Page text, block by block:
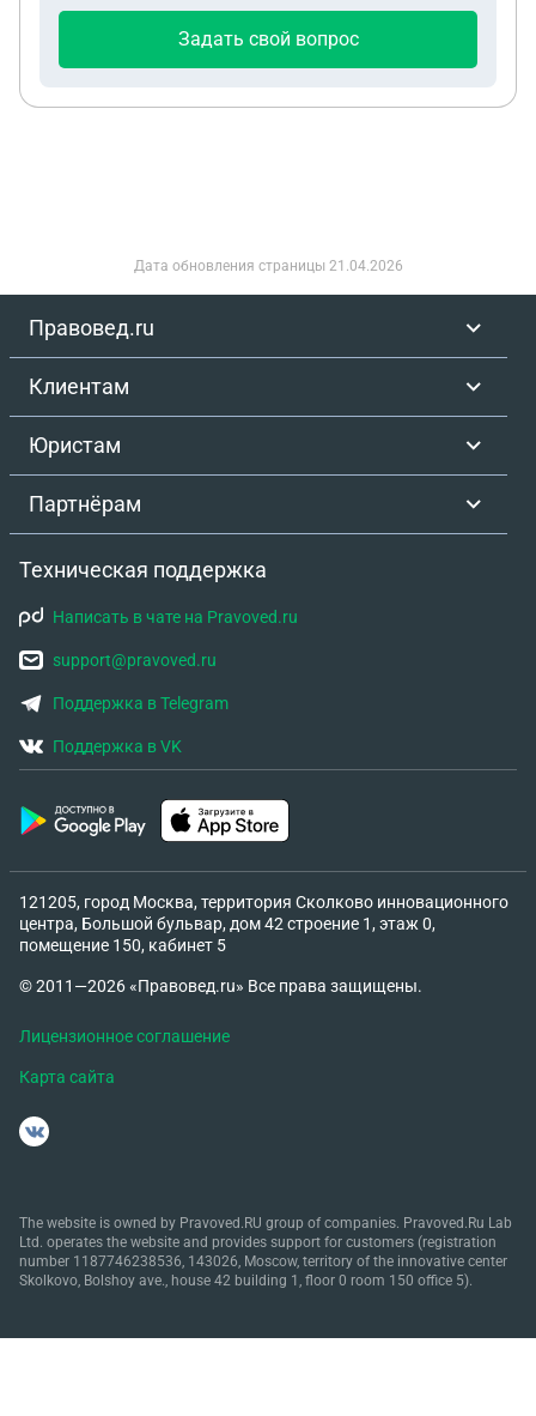
Задать свой вопрос
Дата обновления страницы 21.04.2026
Правовед.ru
Клиентам
Юристам
Партнёрам
Техническая поддержка
Написать в чате на Pravoved.ru
support@pravoved.ru
Поддержка в Telegram
Поддержка в VK
121205, город Москва, территория Сколково инновационного
центра, Большой бульвар, дом 42 строение 1, этаж 0,
помещение 150, кабинет 5
© 2011—2026 «Правовед.ru» Все права защищены.
Лицензионное соглашение
Карта сайта
The website is owned by Pravoved.RU group of companies. Pravoved.Ru Lab
Ltd. operates the website and provides support for customers (registration
number 1187746238536, 143026, Moscow, territory of the innovative center
Skolkovo, Bolshoy ave., house 42 building 1, floor 0 room 150 office 5).